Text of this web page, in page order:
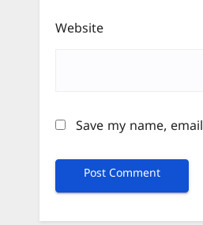
Website
Save my name,